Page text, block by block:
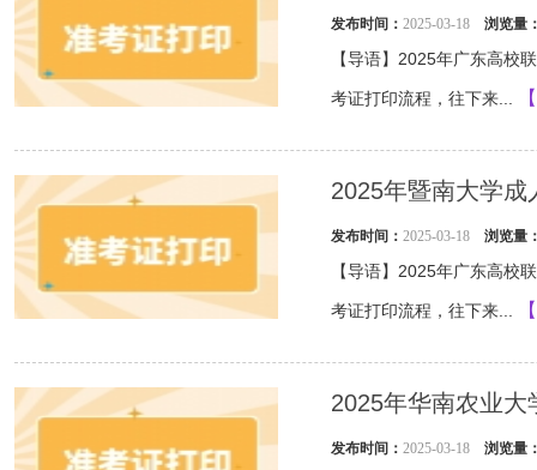
发布时间： 2025-03-18 浏览量
【导语】2025年广东高校
考证打印流程，往下来...
2025年暨南大学
发布时间： 2025-03-18 浏览量
【导语】2025年广东高校
考证打印流程，往下来...
2025年华南农业
发布时间： 2025-03-18 浏览量